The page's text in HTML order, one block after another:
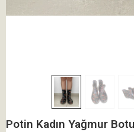
Potin Kadın Yağmur